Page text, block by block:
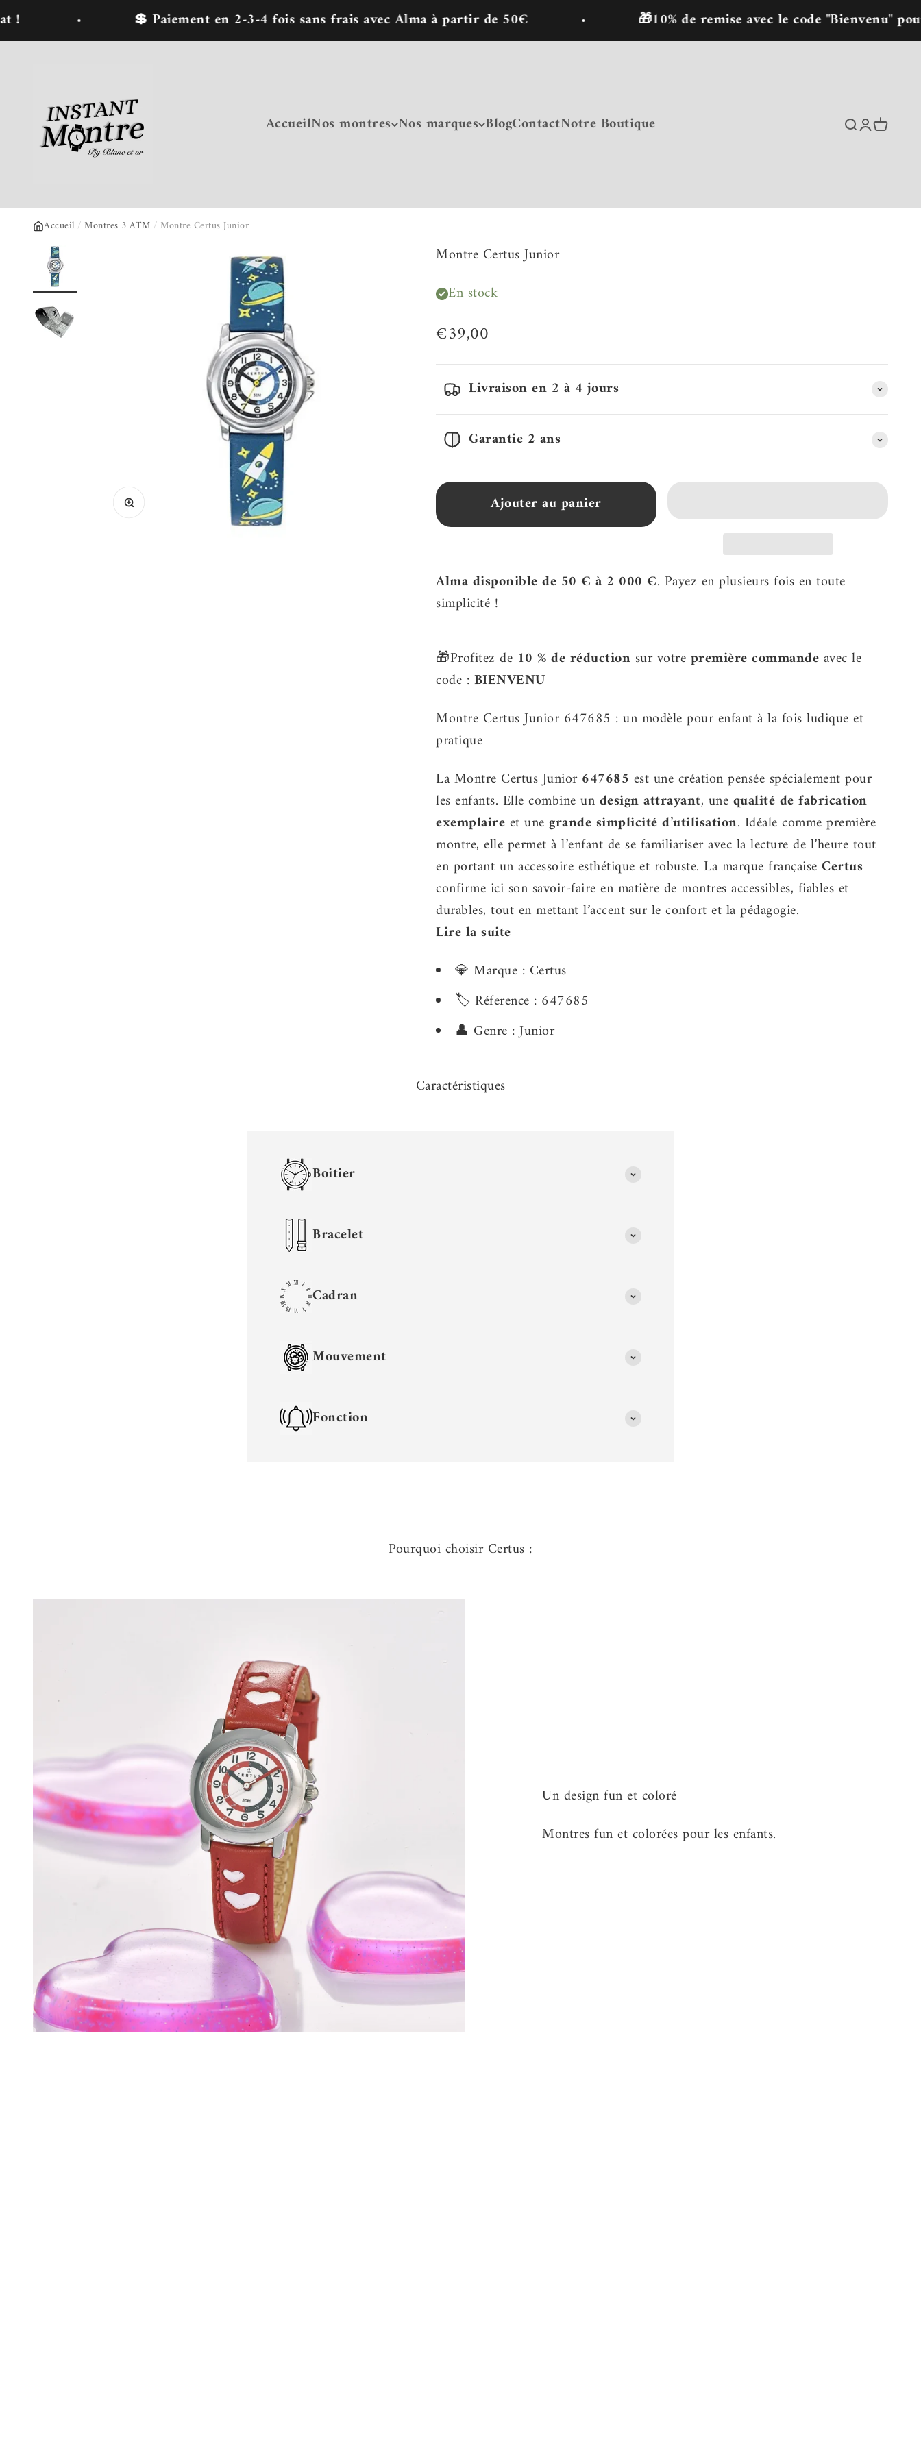
Passer au contenu 💲 Paiement en 2-3-4 fois sans frais avec Alma à partir de 50€ 🎁10% de remise avec le code "Bienvenu" pour la
AccueilNos montres Nos marques BlogContactNotre Boutique Recherche
Connexion
Panier
Accueil / Montres 3 ATM / Montre Certus Junior
Zoomer sur l'image
Montre Certus Junior
En stock
Prix de vente
€39,00
Livraison en 2 à 4 jours
Garantie 2 ans
Ajouter au panier
Alma disponible de 50 € à 2 000 €. Payez en plusieurs fois en toute
simplicité !
🎁Profitez de 10 % de réduction sur votre première commande avec le
code : BIENVENU
Montre Certus Junior 647685 : un modèle pour enfant à la fois ludique et
pratique
La Montre Certus Junior647685 est une création pensée spécialement pour
les enfants. Elle combine un design attrayant, une qualité de fabrication
exemplaire et une grande simplicité d’utilisation. Idéale comme première
montre, elle permet à l’enfant de se familiariser avec la lecture de l’heure tout
en portant un accessoire esthétique et robuste. La marque française Certus
confirme ici son savoir-faire en matière de montres accessibles, fiables et
durables, tout en mettant l’accent sur le confort et la pédagogie.
Lire la suite
💎 Marque : Certus
🏷️ Réference : 647685
👤 Genre : Junior
Caractéristiques
Boitier
Bracelet
Cadran
Mouvement
Fonction
Pourquoi choisir Certus :
Montres fun et colorées pour les enfants.